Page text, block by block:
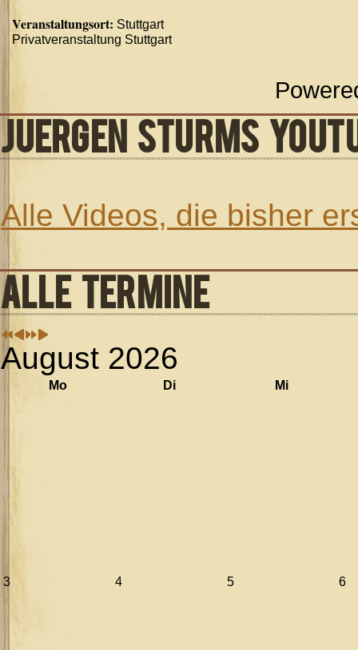
Veranstaltungsort: Stuttgart
Privatveranstaltung Stuttgart
JUERGEN STURMS
Alle Videos, die bisher
ALLE TERMINE
August 2026
Mo Di Mi
3 4 5 6